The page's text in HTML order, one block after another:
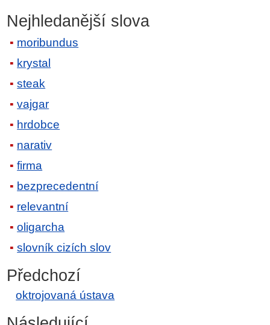
Nejhledanější slova
moribundus
krystal
steak
vajgar
hrdobce
narativ
firma
bezprecedentní
relevantní
oligarcha
slovník cizích slov
Předchozí
oktrojovaná ústava